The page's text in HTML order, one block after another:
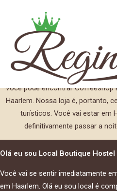
Coffeeshop
Você pode encontrar Coffeeshop
Haarlem. Nossa loja é, portanto,
turísticos. Você vai estar em
definitivamente passar a
Olá eu sou Local Boutique Hostel
Você vai se sentir imediatamente
em Haarlem. Olá eu sou local é